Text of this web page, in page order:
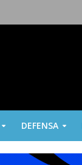
DEFENSA